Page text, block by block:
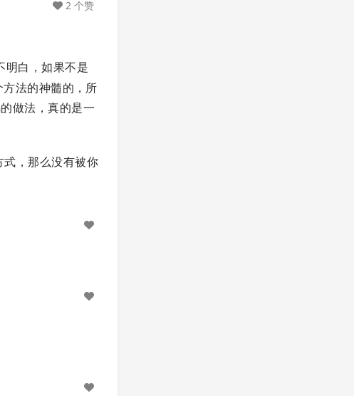
明白，如果不是
法的神髓的，所
做法，真的是一
式，那么没有被你
2 个赞